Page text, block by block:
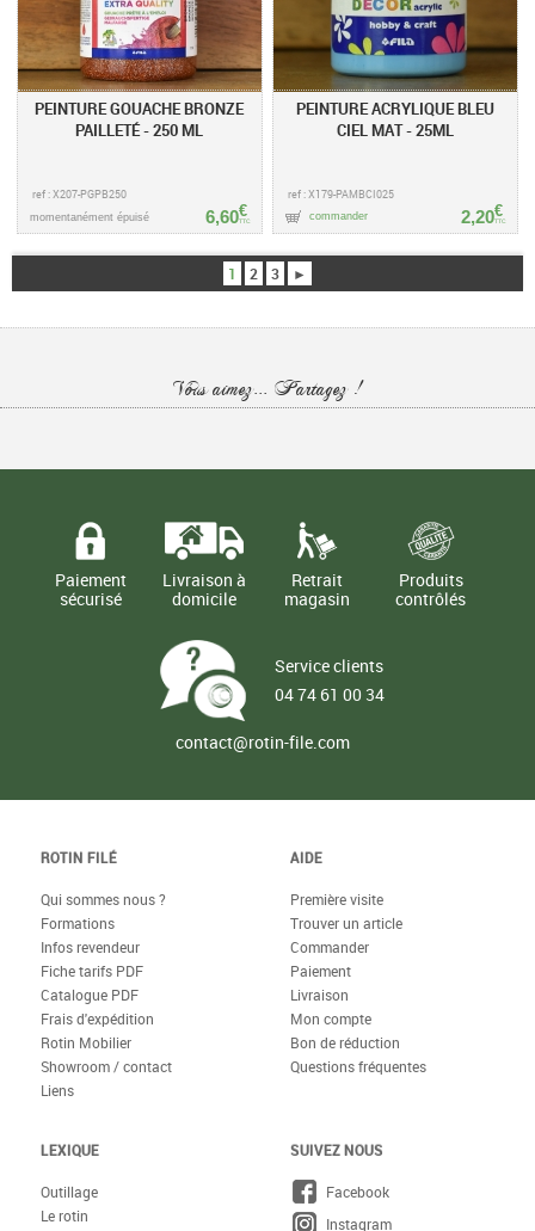
PEINTURE GOUACHE BRONZE
PAILLETÉ - 250 ML
ref : X207-PGPB250
6,60€
TTC
momentanément épuisé
PEINTURE ACRYLIQUE BLEU
CIEL MAT - 25ML
ref : X179-PAMBCI025
2,20€
TTC
commander
1 2 3 ►
Vous aimez... Partagez !
Paiement
sécurisé
Livraison à
domicile
Retrait
magasin
Produits
contrôlés
Service clients
04 74 61 00 34
contact@rotin-file.com
ROTIN FILÉ
Qui sommes nous ?
Formations
Infos revendeur
Fiche tarifs PDF
Catalogue PDF
Frais d'expédition
Rotin Mobilier
Showroom / contact
Liens
AIDE
Première visite
Trouver un article
Commander
Paiement
Livraison
Mon compte
Bon de réduction
Questions fréquentes
LEXIQUE
Outillage
Le rotin
SUIVEZ NOUS
Facebook
Instagram